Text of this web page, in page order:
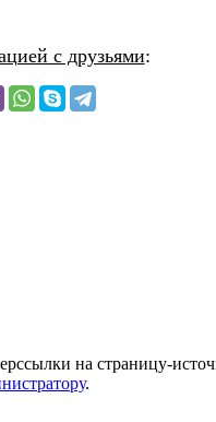
с друзьями:
на страницу-
.